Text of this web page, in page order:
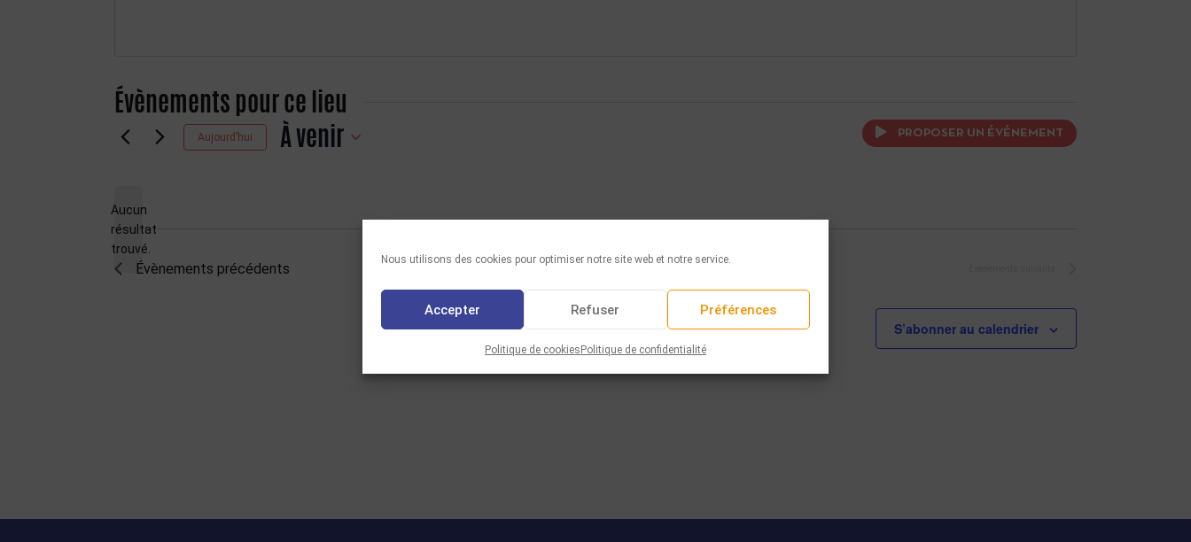
Nous utilisons des cookies pour optimiser notre site web et notre service.
Accepter Refuser Préférences
Politique de cookies Politique de confidentialité
Évènements pour ce lieu
Notice
Aucun
résultat
trouvé.
Aujourd’hui À venir PROPOSER UN ÉVÉNEMENT
Évènements précédents
S’abonner au calendrier